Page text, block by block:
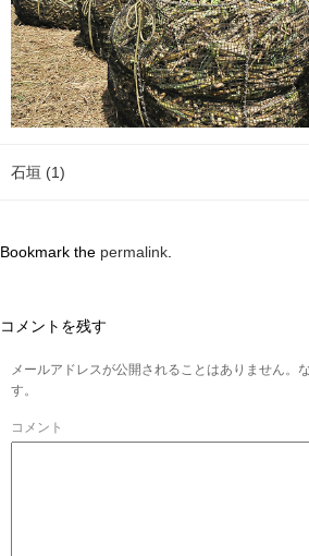
石垣 (1)
Bookmark the permalink
コメントを残す
メールアドレスが公開されることはありません。
す。
コメント